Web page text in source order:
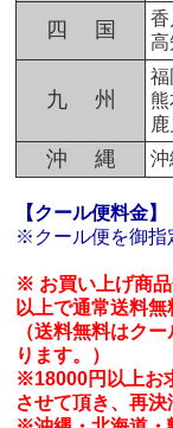
四 国
香
高
九 州
福
沖 縄 沖
【クール便料金】
※クール便を御指
※ お買い上げ商
以上で通常送料
（送料無料はク
ります。）
※18000円以上お
させて頂き、再決